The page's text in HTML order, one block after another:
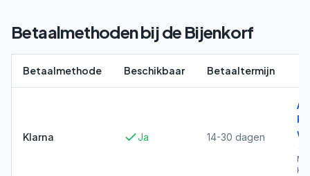
Betaalmethoden bijde Bijenkorf
Betaalmethode Beschikbaar Betaaltermijn
Klarna Ja 14-30 dagen
→